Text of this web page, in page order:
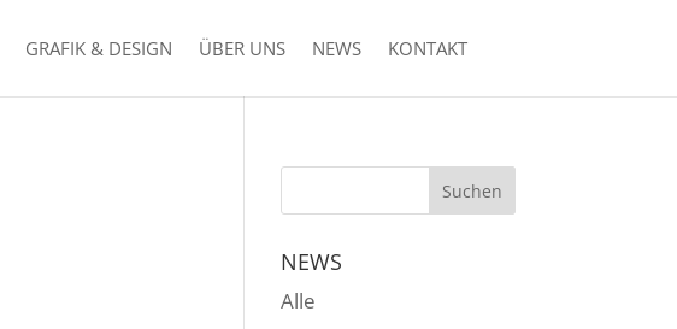
GRAFIK & DESIGN ÜBER UNS NEWS KONTAKT
NEWS
Alle